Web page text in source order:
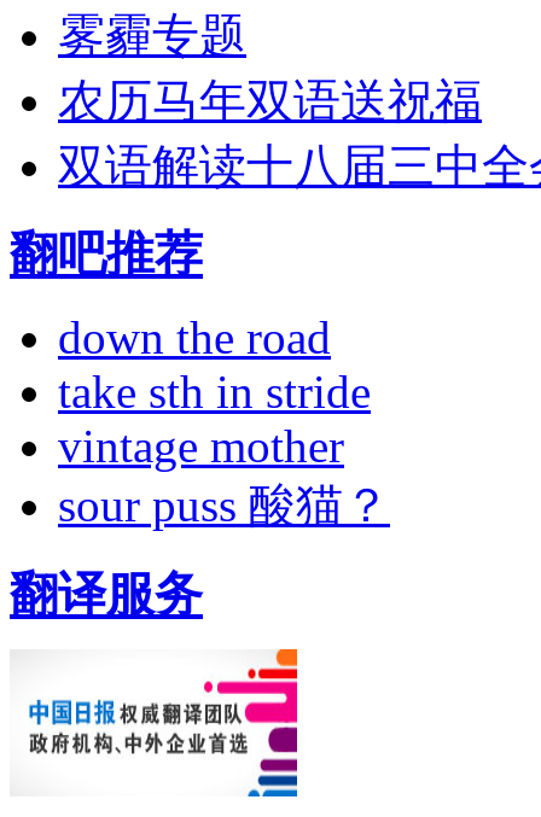
雾霾专题
农历马年双语送祝福
双语解读十八届三中全
翻吧推荐
down the road
take sth in stride
vintage mother
sour puss 酸猫？
翻译服务